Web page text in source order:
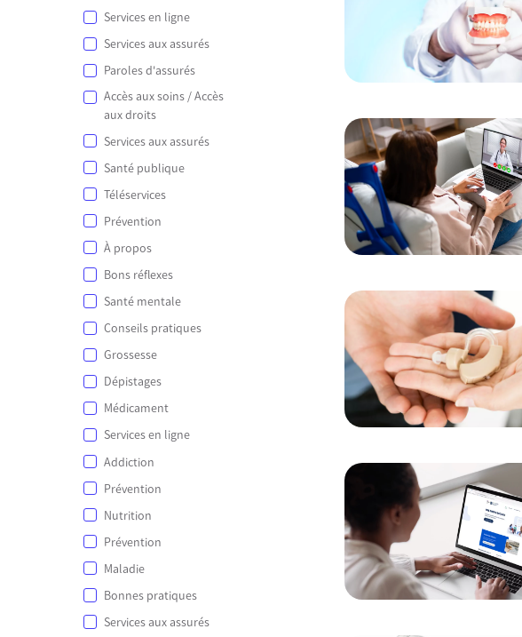
Services en ligne
Services aux assurés
Paroles d'assurés
Accès aux soins / Accès
aux droits
Services aux assurés
Santé publique
Téléservices
Prévention
À propos
Bons réflexes
Santé mentale
Conseils pratiques
Grossesse
Dépistages
Médicament
Services en ligne
Addiction
Prévention
Nutrition
Prévention
Maladie
Bonnes pratiques
Services aux assurés